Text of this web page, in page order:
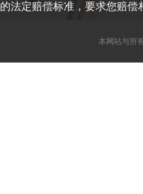
的法定赔偿标准，要求您赔偿
本网站与所